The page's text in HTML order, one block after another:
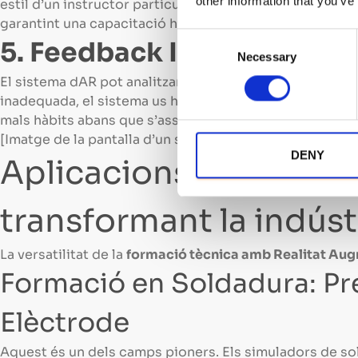
n
n
S
e
e
c
i
Necessary
DENY
estil d’un instructor particular. Un programa de
garantint una capacitació homogènia i d’alta qualitat
5. Feedback Instantani i
El sistema dAR pot analitzar el rendiment de lusuari
inadequada, el sistema us ho indica a l’instant amb
mals hàbits abans que s’assenten.
[Imatge de la pantalla d’un simulador de formació
Aplicacions
transformant la
La versatilitat de la formació tècnica amb Realitat
Formació en Soldadura:
Elèctrode
Aquest és un dels camps pioners. Els simuladors de